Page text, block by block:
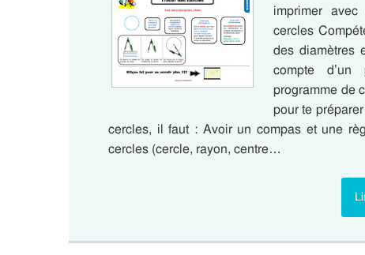
imprimer
cercles
des diamètres
compte d’un
programme de
pour te
cercles, il faut : Avoir un compas et une
cercles (cercle, rayon, centre…